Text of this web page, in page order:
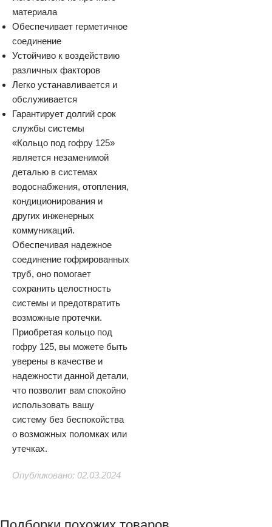
материала
Обеспечивает герметичное
соединение
Устойчиво к воздействию
различных факторов
Легко устанавливается и
обслуживается
Гарантирует долгий срок
службы системы
«Кольцо под гофру 125»
является незаменимой
деталью в системах
водоснабжения, отопления,
кондиционирования и
других инженерных
коммуникаций.
Обеспечивая надежное
соединение гофрированных
труб, оно помогает
сохранить целостность
системы и предотвратить
возможные протечки.
Приобретая кольцо под
гофру 125, вы можете быть
уверены в качестве и
надежности данной детали,
что позволит вам спокойно
использовать вашу
систему без беспокойства
о возможных поломках или
утечках.
Опубликовано: 02.03.2024